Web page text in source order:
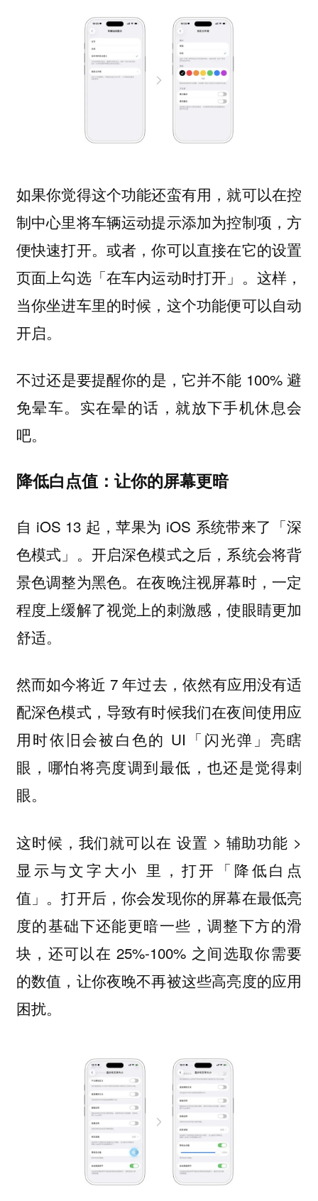
如果你觉得这个功能还蛮有用，就可以在控
制中心里将车辆运动提示添加为控制项，方
便快速打开。或者，你可以直接在它的设置
页面上勾选「在车内运动时打开」。这样，
当你坐进车里的时候，这个功能便可以自动
开启。
不过还是要提醒你的是，它并不能 100% 避
免晕车。实在晕的话，就放下手机休息会
吧。
降低白点值：让你的屏幕更暗
自 iOS 13 起，苹果为 iOS 系统带来了「深
色模式」。开启深色模式之后，系统会将背
景色调整为黑色。在夜晚注视屏幕时，一定
程度上缓解了视觉上的刺激感，使眼睛更加
舒适。
然而如今将近 7 年过去，依然有应用没有适
配深色模式，导致有时候我们在夜间使用应
用时依旧会被白色的 UI「闪光弹」亮瞎
眼，哪怕将亮度调到最低，也还是觉得刺
眼。
这时候，我们就可以在 设置 > 辅助功能 >
显示与文字大小 里，打开「降低白点
值」。打开后，你会发现你的屏幕在最低亮
度的基础下还能更暗一些，调整下方的滑
块，还可以在 25%-100% 之间选取你需要
的数值，让你夜晚不再被这些高亮度的应用
困扰。